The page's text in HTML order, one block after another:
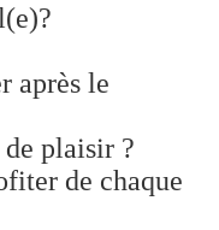
après le
plaisir ?
de chaque